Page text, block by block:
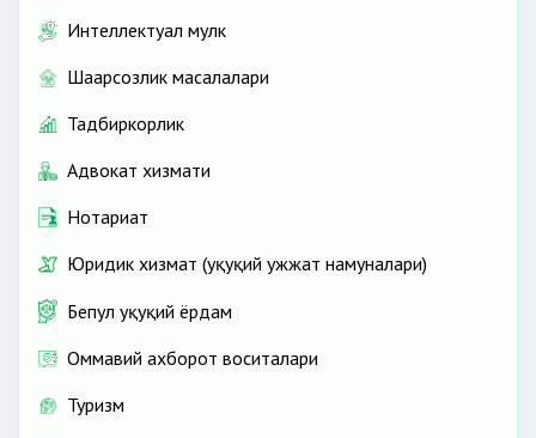
Интеллектуал мулк
Шаҳарсозлик масалалари
Тадбиркорлик
Адвокат хизмати
Нотариат
Юридик хизмат (ҳуқуқий ҳужжат намуналари)
Бепул ҳуқуқий ёрдам
Оммавий ахборот воситалари
Туризм